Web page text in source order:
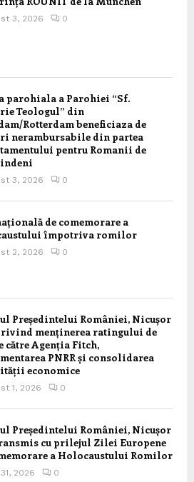
3, 2026 0
parohiala a Parohiei “Sf.
Teologul” din
Rotterdam beneficiaza de
nerambursabile din partea
pentru Romanii de
3, 2026 0
de comemorare a
împotriva romilor
2, 2026 0
Președintelui României, Nicușor
menținerea ratingului de
către Agenția Fitch,
PNRR și consolidarea
economice
1, 2026 0
Președintelui României, Nicușor
cu prilejul Zilei Europene
a Holocaustului Romilor
2026 0